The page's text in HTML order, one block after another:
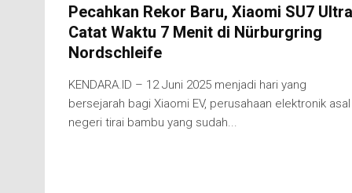
Pecahkan Rekor Baru, Xiaomi SU7 Ultra
Catat Waktu 7 Menit di Nürburgring
Nordschleife
KENDARA.ID – 12 Juni 2025 menjadi hari yang
bersejarah bagi Xiaomi EV, perusahaan elektronik asal
negeri tirai bambu yang sudah...